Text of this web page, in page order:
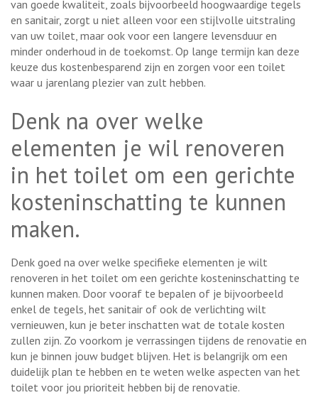
van goede kwaliteit, zoals bijvoorbeeld hoogwaardige tegels
en sanitair, zorgt u niet alleen voor een stijlvolle uitstraling
van uw toilet, maar ook voor een langere levensduur en
minder onderhoud in de toekomst. Op lange termijn kan deze
keuze dus kostenbesparend zijn en zorgen voor een toilet
waar u jarenlang plezier van zult hebben.
Denk na over welke
elementen je wil renoveren
in het toilet om een gerichte
kosteninschatting te kunnen
maken.
Denk goed na over welke specifieke elementen je wilt
renoveren in het toilet om een gerichte kosteninschatting te
kunnen maken. Door vooraf te bepalen of je bijvoorbeeld
enkel de tegels, het sanitair of ook de verlichting wilt
vernieuwen, kun je beter inschatten wat de totale kosten
zullen zijn. Zo voorkom je verrassingen tijdens de renovatie en
kun je binnen jouw budget blijven. Het is belangrijk om een
duidelijk plan te hebben en te weten welke aspecten van het
toilet voor jou prioriteit hebben bij de renovatie.